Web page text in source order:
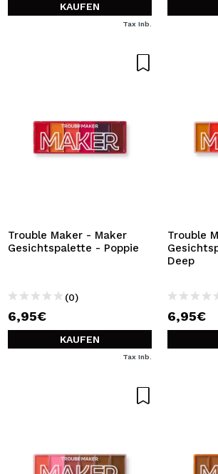
KAUFEN
Tax Inb.
Trouble Maker - Maker
Gesichtspalette - Poppie
(0)
6,95€
KAUFEN
Tax Inb.
Trouble
Deep
6,95€